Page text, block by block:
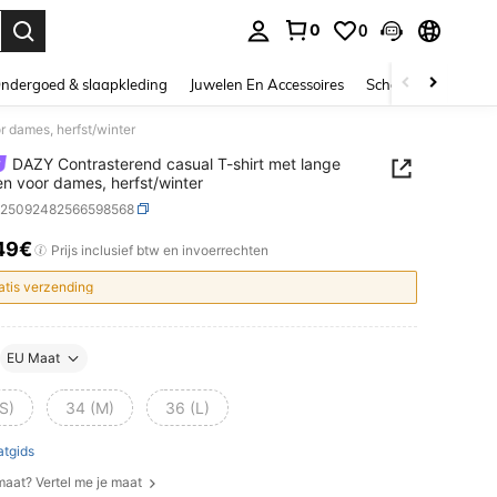
0 0
& slaapkleding Juwelen En Accessoires Schoonheid &
dames, herfst/winter
DAZY Contrasterend casual T-shirt met lange
voor dames, herfst/winter
AND AVAILABILITY
Prijs inclusief btw en invoerrechten
verzending
EU Maat
34 (M) 36 (L)
Vertel me je maat